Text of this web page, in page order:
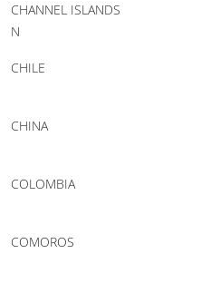
CHANNEL
N
CHILE
CHINA
COLOMBIA
COMOROS